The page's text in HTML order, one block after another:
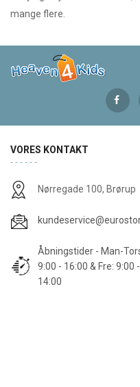
mange flere.
VORES KONTAKT
Nørregade 100, Brørup
Åbningstider - Man-
9:00 - 16:00 & Fre: 9:00 -
14:00